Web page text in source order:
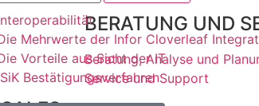
Mehrwerte der Infor Cloverleaf
Vorteile aus Sicht der IT
Bestätigungsverfahren
BERATUNG UND
Beratung, Analyse und
Service und Support